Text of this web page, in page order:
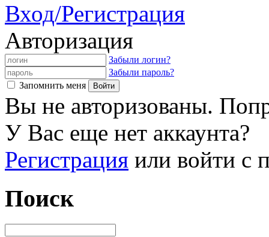
Вход/Регистрация
Авторизация
Забыли логин?
Забыли пароль?
Запомнить меня
Вы не авторизованы.
У Вас еще нет аккаунта?
Регистрация или войти с
Поиск